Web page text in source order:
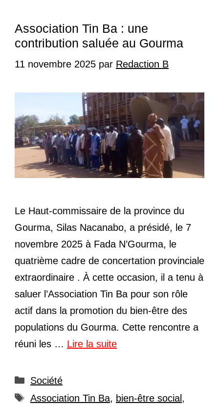
Association Tin Ba : une
contribution saluée au Gourma
11 novembre 2025 par Redaction B
Le Haut-commissaire de la province du
Gourma, Silas Nacanabo, a présidé, le 7
novembre 2025 à Fada N’Gourma, le
quatrième cadre de concertation provinciale
extraordinaire . À cette occasion, il a tenu à
saluer l’Association Tin Ba pour son rôle
actif dans la promotion du bien-être des
populations du Gourma. Cette rencontre a
réuni les … Lire la suite
Catégories
Société
Étiquettes
Association Tin Ba, bien-être social ,